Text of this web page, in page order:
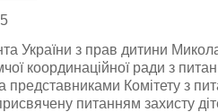
України з прав дитини
координаційної ради з
представниками Комітету з
питанням захисту